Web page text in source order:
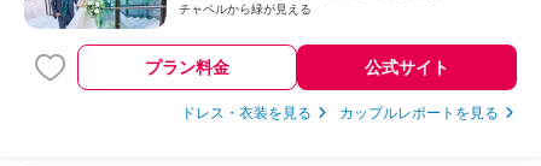
チャペルから緑が見える
プラン料金 公式サイト
ドレス・衣装を見る カップルレポートを見る